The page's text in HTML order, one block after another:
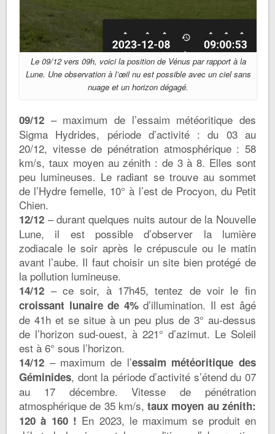
Le 09/12 vers 09h, voici la position de Vénus par rapport à la
Lune. Une observation à l’œil nu est possible avec un ciel sans
nuage et un horizon dégagé.
09/12 – maximum de l’essaim météoritique des
Sigma Hydrides, période d’activité : du 03 au
20/12, vitesse de pénétration atmosphérique : 58
km/s, taux moyen au zénith : de 3 à 8. Elles sont
peu lumineuses. Le radiant se trouve au sommet
de l’Hydre femelle, 10° à l’est de Procyon, du Petit
Chien.
12/12 – durant quelques nuits autour de la Nouvelle
Lune, il est possible d’observer la lumière
zodiacale le soir après le crépuscule ou le matin
avant l’aube. Il faut choisir un site bien protégé de
la pollution lumineuse.
14/12 – ce soir, à 17h45, tentez de voir le fin
croissant lunaire de 4%d’illumination. Il est âgé
de 41h et se situe à un peu plus de 3° au-dessus
de l’horizon sud-ouest, à 221° d’azimut. Le Soleil
est à 6° sous l’horizon.
14/12 – maximum de l’essaim météoritique des
Géminides, dont la période d’activité s’étend du 07
au 17 décembre. Vitesse de pénétration
atmosphérique de 35 km/s,taux moyen au zénith:
120 à 160 ! En 2023, le maximum se produit en